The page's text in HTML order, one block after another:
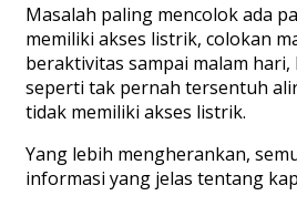
Masalah paling mencolok ada
memiliki akses listrik, colokan
beraktivitas sampai malam
seperti tak pernah tersentuh
tidak memiliki akses listrik.
Yang lebih mengherankan,
informasi yang jelas tentang